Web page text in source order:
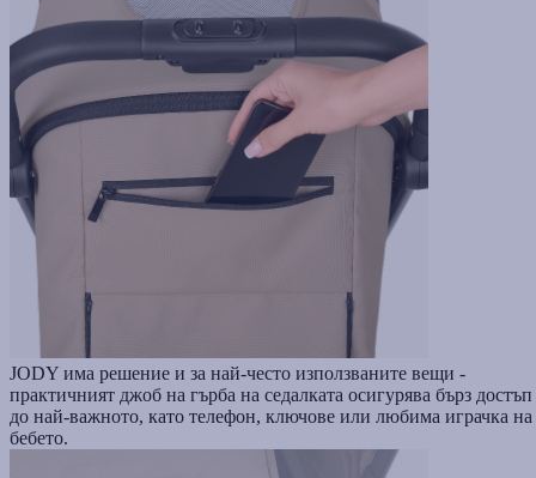
JODY има решение и за най-често използваните вещи -
практичният джоб на гърба на седалката осигурява бърз достъп
до най-важното, като телефон, ключове или любима играчка на
бебето.